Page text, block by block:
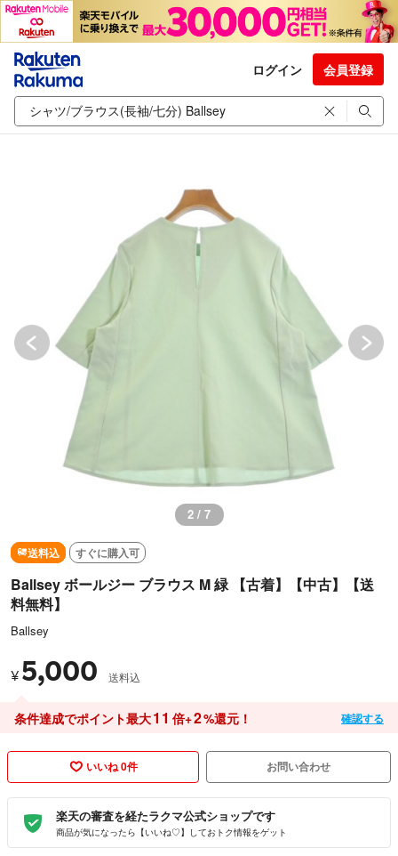
ログイン 会員登録
2 / 7
送料込 すぐに購入可
Ballsey ボールジー ブラウス M 緑 【古着】【中古】【送
料無料】
Ballsey
¥ 5,000 送料込
条件達成でポイント最大11 倍+2%還元！ 確認する
いいね 0件 お問い合わせ
楽天の審査を経たラクマ公式ショップです
商品が気になったら【いいね♡】しておトク情報をゲット